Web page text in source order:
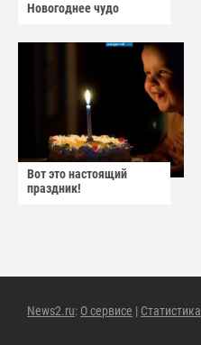
Новогоднее чудо
Вот это настоящий
праздник!
News2.ru: О сервисе | Статистика